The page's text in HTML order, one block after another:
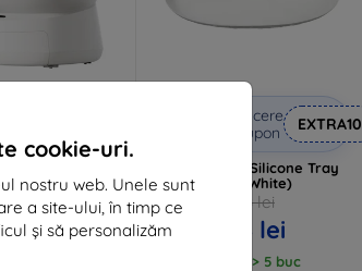
cookie-uri.
nostru web. Unele sunt
a site-ului, în timp ce
și să personalizăm
Automatic
Litter Box
lei
lei
Reducere
cu cupon
EXTRA10
Neakasa M1 Silicone Tray
Mat (White)
198 lei
178 lei
În stoc > 5 buc